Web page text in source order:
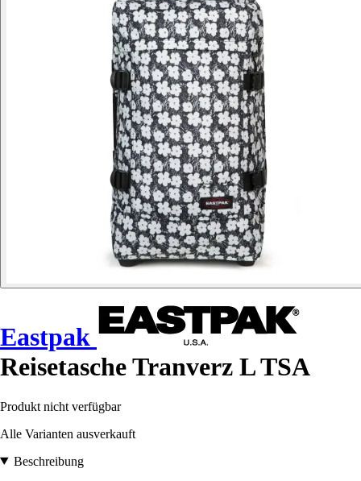
Eastpak
Reisetasche Tranverz L TSA
Produkt nicht verfügbar
Alle Varianten ausverkauft
Beschreibung